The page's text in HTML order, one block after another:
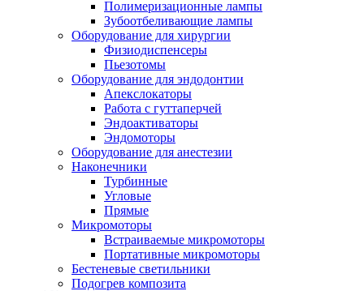
Полимеризационные лампы
Зубоотбеливающие лампы
Оборудование для хирургии
Физиодиспенсеры
Пьезотомы
Оборудование для эндодонтии
Апекслокаторы
Работа с гуттаперчей
Эндоактиваторы
Эндомоторы
Оборудование для анестезии
Наконечники
Турбинные
Угловые
Прямые
Микромоторы
Встраиваемые микромоторы
Портативные микромоторы
Бестеневые светильники
Подогрев композита